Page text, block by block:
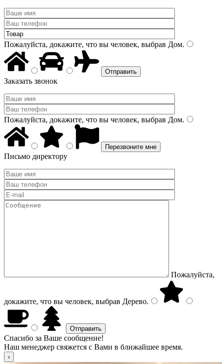
Пожалуйста, докажите, что вы человек, выбрав Дом.
Заказать звонок
Пожалуйста, докажите, что вы человек, выбрав Дом.
Письмо директору
Пожалуйста,
докажите, что вы человек, выбрав Дерево.
Спасибо за Ваше сообщение!
Наш менеджер свяжется с Вами в ближайшее время.